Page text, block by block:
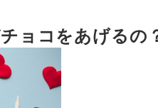
？
ングもチェック！
ョコをあげるの